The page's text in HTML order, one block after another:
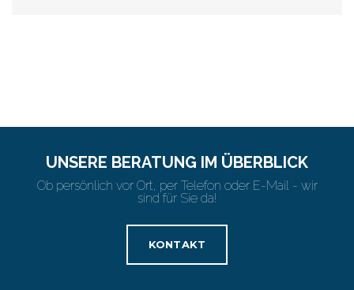
UNSERE BERATUNG IM ÜBERBLICK
Ob persönlich vor Ort, per Telefon oder E-Mail - wir
sind für Sie da!
KONTAKT